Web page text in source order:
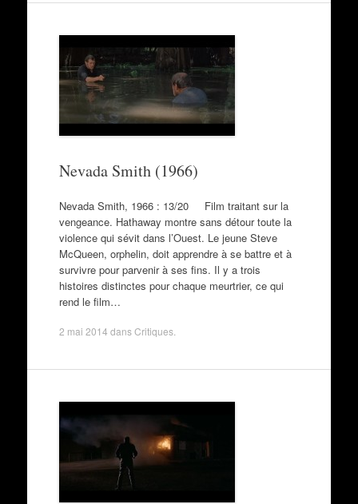
Nevada Smith (1966)
Nevada Smith, 1966 : 13/20 Film traitant sur la
vengeance. Hathaway montre sans détour toute la
violence qui sévit dans l’Ouest. Le jeune Steve
McQueen, orphelin, doit apprendre à se battre et à
survivre pour parvenir à ses fins. Il y a trois
histoires distinctes pour chaque meurtrier, ce qui
rend le film…
2 mai 2014 dansCritiques.